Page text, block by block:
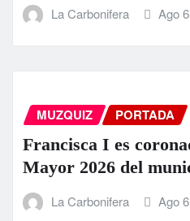
La Carbonifera Ago
MUZQUIZ PORTADA
Francisca I es
Mayor 2026 del
La Carbonifera Ago